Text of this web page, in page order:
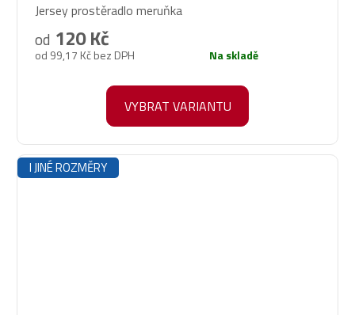
hodnocení
produktu
je
Jersey prostěradlo meruňka
od 99,17 Kč bez DPH
od 120 Kč
Na skladě
VYBRAT VARIANTU
I JINÉ ROZMĚRY